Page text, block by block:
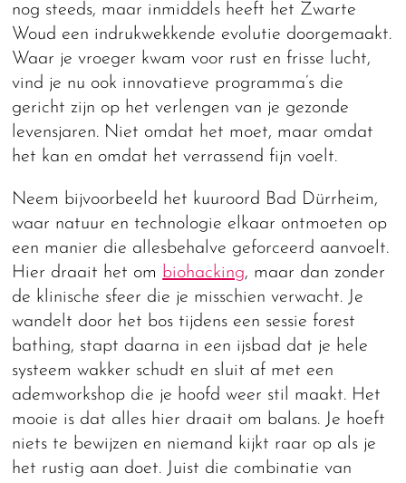
nog steeds, maar inmiddels heeft het Zwarte
Woud een indrukwekkende evolutie doorgemaakt.
Waar je vroeger kwam voor rust en frisse lucht,
vind je nu ook innovatieve programma’s die
gericht zijn op het verlengen van je gezonde
levensjaren. Niet omdat het moet, maar omdat
het kan en omdat het verrassend fijn voelt.
Neem bijvoorbeeld het kuuroord Bad Dürrheim,
waar natuur en technologie elkaar ontmoeten op
een manier die allesbehalve geforceerd aanvoelt.
Hier draait het om biohacking, maar dan zonder
de klinische sfeer die je misschien verwacht. Je
wandelt door het bos tijdens een sessie forest
bathing, stapt daarna in een ijsbad dat je hele
systeem wakker schudt en sluit af met een
ademworkshop die je hoofd weer stil maakt. Het
mooie is dat alles hier draait om balans. Je hoeft
niets te bewijzen en niemand kijkt raar op als je
het rustig aan doet. Juist die combinatie van